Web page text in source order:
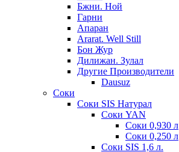
Бжни. Ной
Гарни
Апаран
Ararat. Well Still
Бон Жур
Дилижан. Зулал
Другие Производители
Dausuz
Соки
Соки SIS Натурал
Соки YAN
Соки 0,930 л
Соки 0,250 л
Соки SIS 1,6 л.